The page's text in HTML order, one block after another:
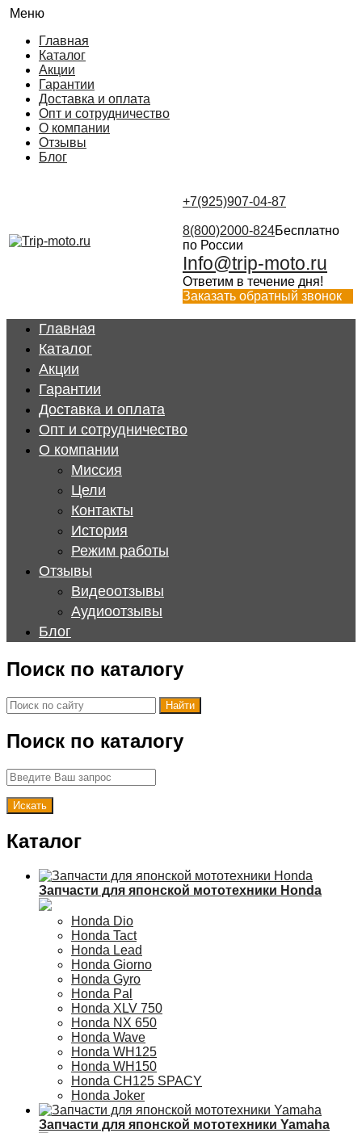
Меню
Главная
Каталог
Акции
Гарантии
Доставка и оплата
Опт и сотрудничество
О компании
Отзывы
Блог
+7(925)907-04-87
8(800)2000-824Бесплатно
по России
Info@trip-moto.ru
Ответим в течение дня!
Заказать обратный звонок
Главная
Каталог
Акции
Гарантии
Доставка и оплата
Опт и сотрудничество
О компании
Миссия
Цели
Контакты
История
Режим работы
Отзывы
Видеоотзывы
Аудиоотзывы
Блог
Поиск по каталогу
Поиск по каталогу
Каталог
Запчасти для японской мототехники Honda
Honda Dio
Honda Tact
Honda Lead
Honda Giorno
Honda Gyro
Honda Pal
Honda XLV 750
Honda NX 650
Honda Wave
Honda WH125
Honda WH150
Honda CH125 SPACY
Honda Joker
Запчасти для японской мототехники Yamaha